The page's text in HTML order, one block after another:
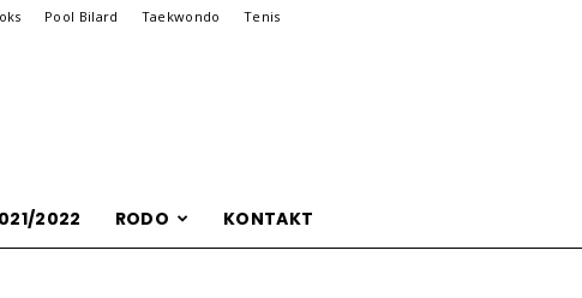
Pool Bilard Taekwondo Tenis
2022 RODO KONTAKT